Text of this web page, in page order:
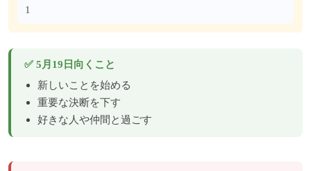
1
✅ 5月19日向くこと
新しいことを始める
重要な決断を下す
好きな人や仲間と過ごす